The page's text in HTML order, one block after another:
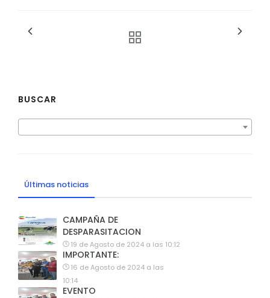
BUSCAR
Últimas noticias
CAMPAÑA DE
DESPARASITACION
19 de Agosto de 2024 a las 10:12
IMPORTANTE:
16 de Agosto de 2024 a las
10:14
EVENTO